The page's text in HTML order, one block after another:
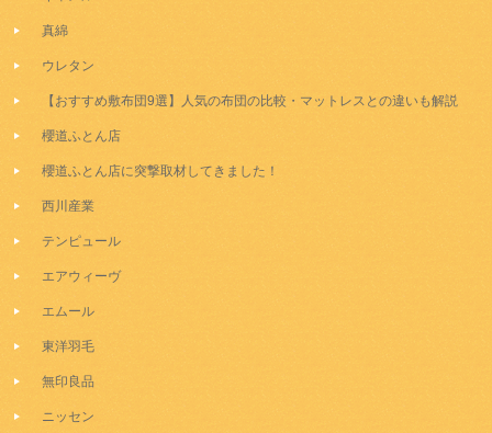
真綿
ウレタン
【おすすめ敷布団9選】人気の布団の比較・マットレスとの違いも解説
櫻道ふとん店
櫻道ふとん店に突撃取材してきました！
西川産業
テンピュール
エアウィーヴ
エムール
東洋羽毛
無印良品
ニッセン